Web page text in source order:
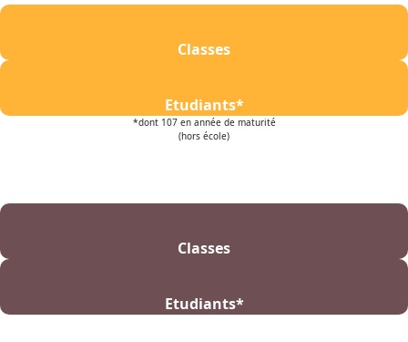
Classes
Etudiants*
*dont 107 en année de maturité
(hors école)
Classes
Etudiants*